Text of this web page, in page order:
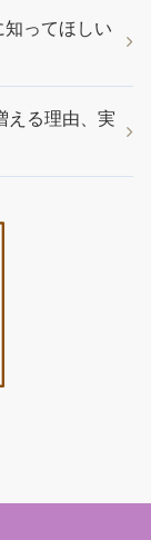
知ってほしい
える理由、実